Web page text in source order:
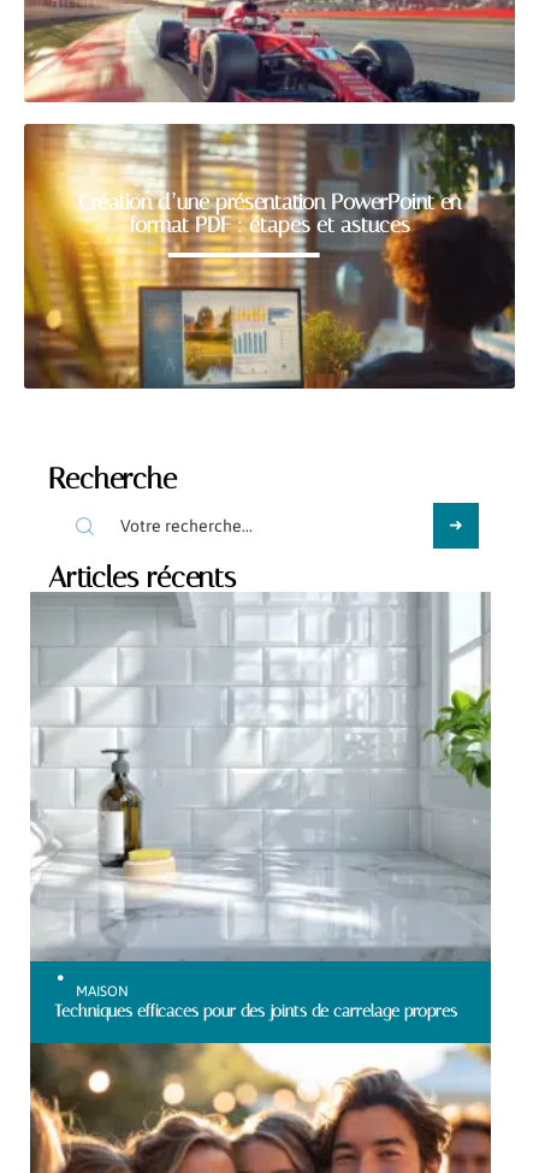
Création d’une présentation PowerPoint en
format PDF : étapes et astuces
Recherche
Articles récents
MAISON
Techniques efficaces pour des joints de carrelage propres